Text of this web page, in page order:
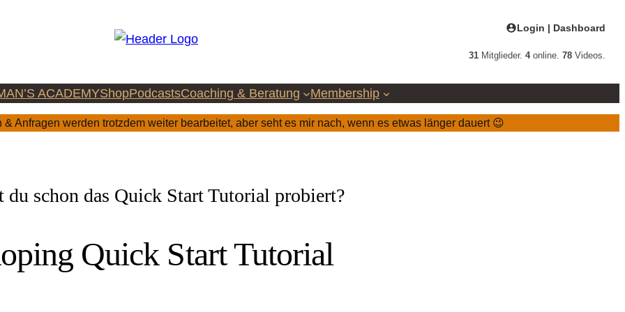
Login | Dashboard
31 Mitglieder. 4online. 78 Videos.
ACADEMYShopPodcastsCoaching & Beratung Membership
& Anfragen werden trotzdem weiter bearbeitet, aber seht es mir nach, wenn es etwas länger dauert 😉
du schon das Quick Start Tutorial probiert?
Quick Start Tutorial